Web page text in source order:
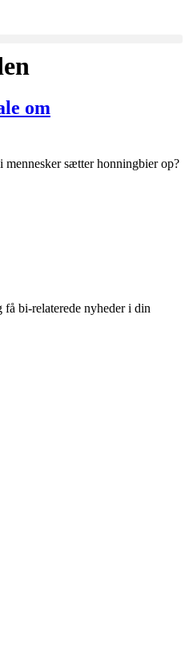
om
sætter honningbier op?
bi-relaterede nyheder i din